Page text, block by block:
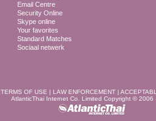
Email Centre
Security Online
Skype online
Your favorites
Standard Matches
Sociaal netwerk
TERMS OF USE | LAW ENFORCEMENT |
AtlanticThai Internet Co. Limited Copyright © 2006